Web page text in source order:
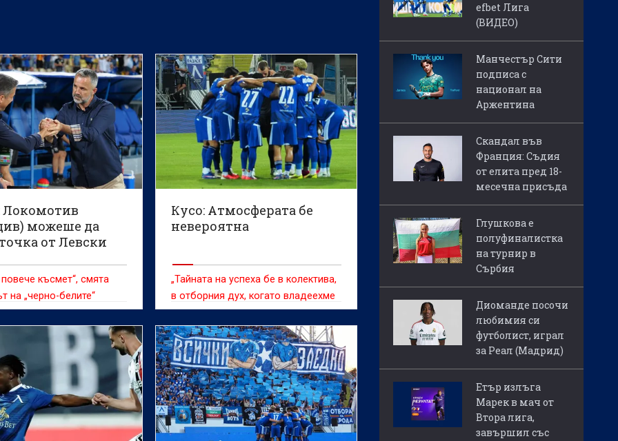
Локомотив
можеше да
от Левски
късмет“, смята
на „черно-белите“
Кусо: Атмосферата бе
невероятна
„Тайната на успеха бе в колектива,
в отборния дух, когато владеехме
топката и когато се защитавахме.“
efbet Лига
(ВИДЕО)
Манчестър Сити
подписа с
национал на
Аржентина
Скандал във
Франция: Съдия
от елита пред 18-
месечна присъда
Глушкова е
полуфиналистка
на турнир в
Сърбия
Диоманде посочи
любимия си
футболист, играл
за Реал (Мадрид)
Етър излъга
Марек в мач от
Втора лига,
завършил със